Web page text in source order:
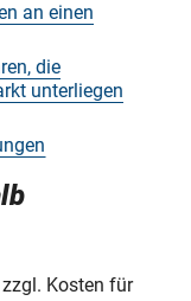
an einen
die
unterliegen
Kosten für